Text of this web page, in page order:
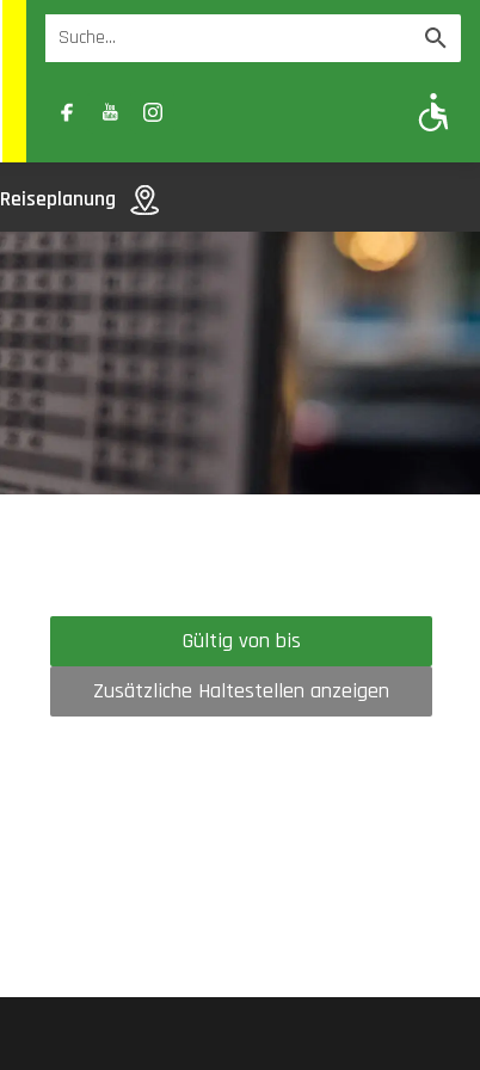
A- A A+
Reiseplanung
Gültig von bis
Zusätzliche Haltestellen anzeigen